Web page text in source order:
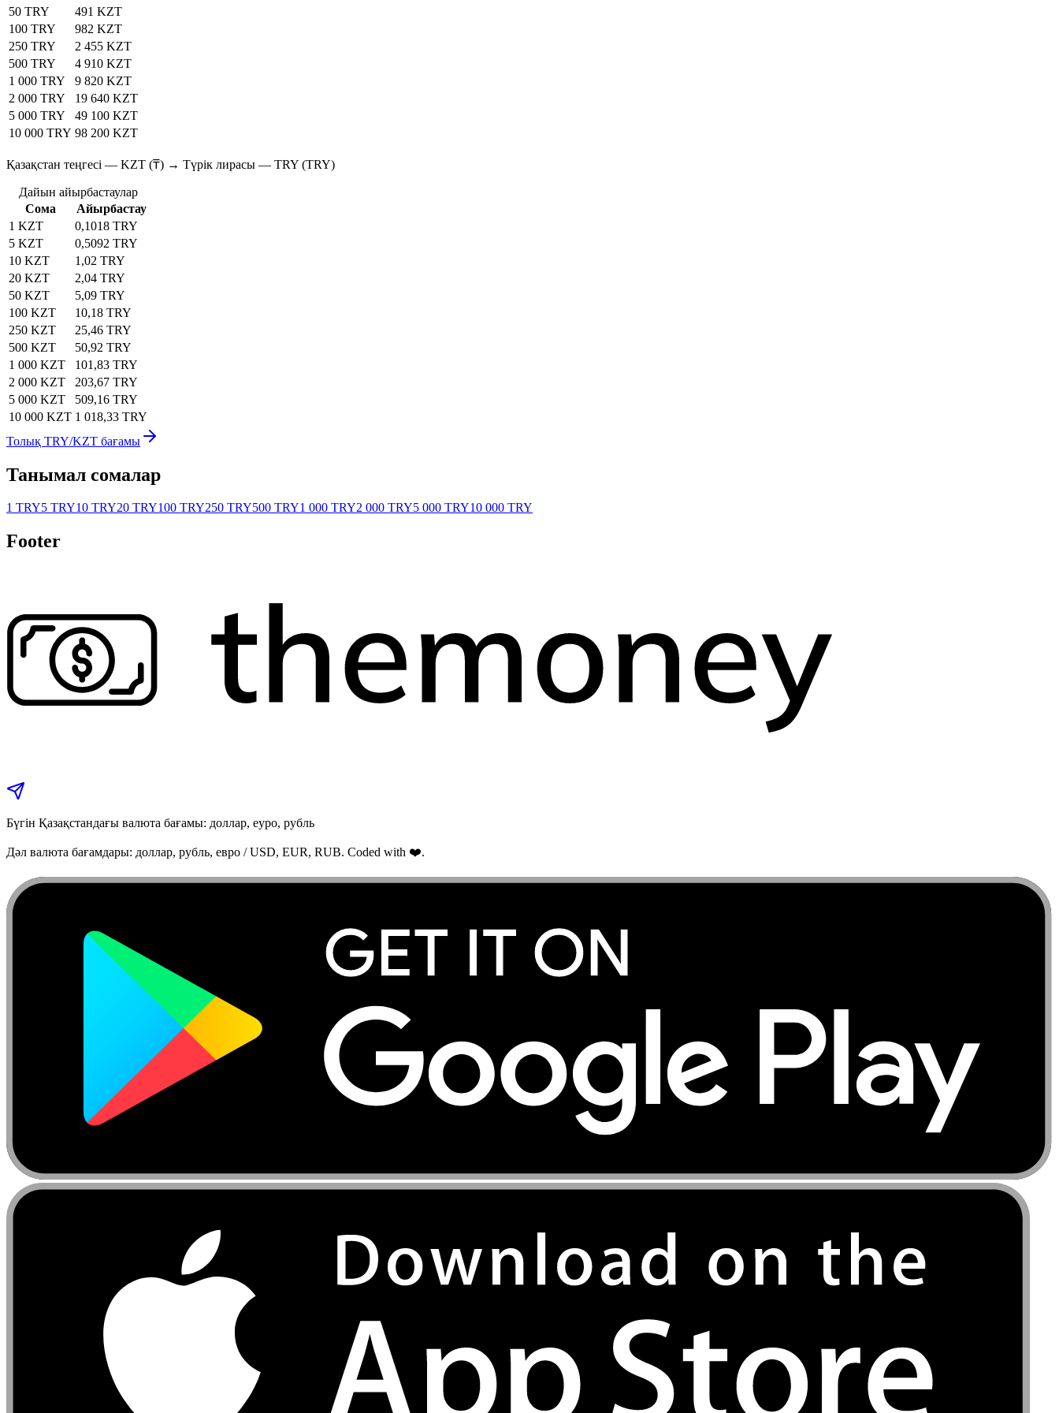
50 TRY
491 KZT
100 TRY
982 KZT
250 TRY
2 455 KZT
500 TRY
4 910 KZT
1 000 TRY
9 820 KZT
2 000 TRY
19 640 KZT
5 000 TRY
49 100 KZT
10 000 TRY 98 200 KZT
Қазақстан теңгесі — KZT (₸) → Түрік лирасы — TRY (TRY)
Дайын айырбастаулар
Сома
Айырбастау
1 KZT
0,1018 TRY
5 KZT
0,5092 TRY
10 KZT
1,02 TRY
20 KZT
2,04 TRY
50 KZT
5,09 TRY
100 KZT
10,18 TRY
250 KZT
25,46 TRY
500 KZT
50,92 TRY
1 000 KZT
101,83 TRY
2 000 KZT
203,67 TRY
5 000 KZT
509,16 TRY
10 000 KZT 1 018,33 TRY
Толық TRY/KZT бағамы
Танымал сомалар
1 TRY5 TRY10 TRY20 TRY100 TRY250 TRY500 TRY1 000 TRY2 000 TRY5 000 TRY10 000 TRY
Footer
Бүгін Қазақстандағы валюта бағамы: доллар, еуро, рубль
Дәл валюта бағамдары: доллар, рубль, евро / USD, EUR, RUB. Coded with ❤️.